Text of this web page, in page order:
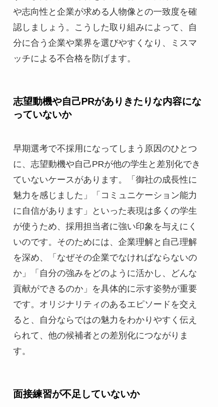
や志向性と企業が求める人物像との一致度を確
認しましょう。こうした取り組みによって、自
分に合う企業や業界を選びやすくなり、ミスマ
ッチによる不合格を防げます。
志望動機や自己PRがありきたりな内容にな
っていないか
早期選考で不採用になってしまう原因のひとつ
に、志望動機や自己PRが他の学生と差別化でき
ていないケースがあります。「御社の成長性に
魅力を感じました」「コミュニケーション能力
に自信があります」といった表現は多くの学生
が使うため、採用担当者に強い印象を与えにく
いのです。そのためには、企業理解と自己理解
を深め、「なぜその企業でなければならないの
か」「自分の強みをどのように活かし、どんな
貢献ができるのか」を具体的に示す姿勢が重要
です。オリジナリティのあるエピソードを交え
ると、自分ならではの魅力をわかりやすく伝え
られて、他の候補者との差別化につながりま
す。
面接練習が不足していないか